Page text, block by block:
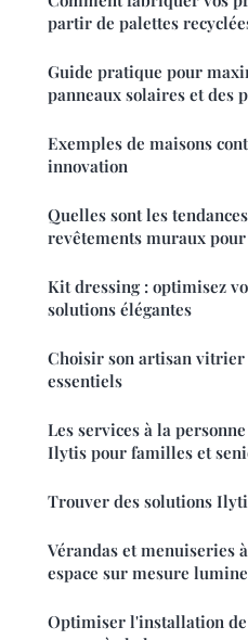
partir de palettes
Guide pratique pour
panneaux solaires et des
Exemples de maisons
innovation
Quelles sont les
revêtements muraux pour
Kit dressing : optimisez
solutions élégantes
Choisir son artisan vitrier
essentiels
Les services à la
Ilytis pour familles et
Trouver des solutions
Vérandas et menuiseries
espace sur mesure
Optimiser l'installation